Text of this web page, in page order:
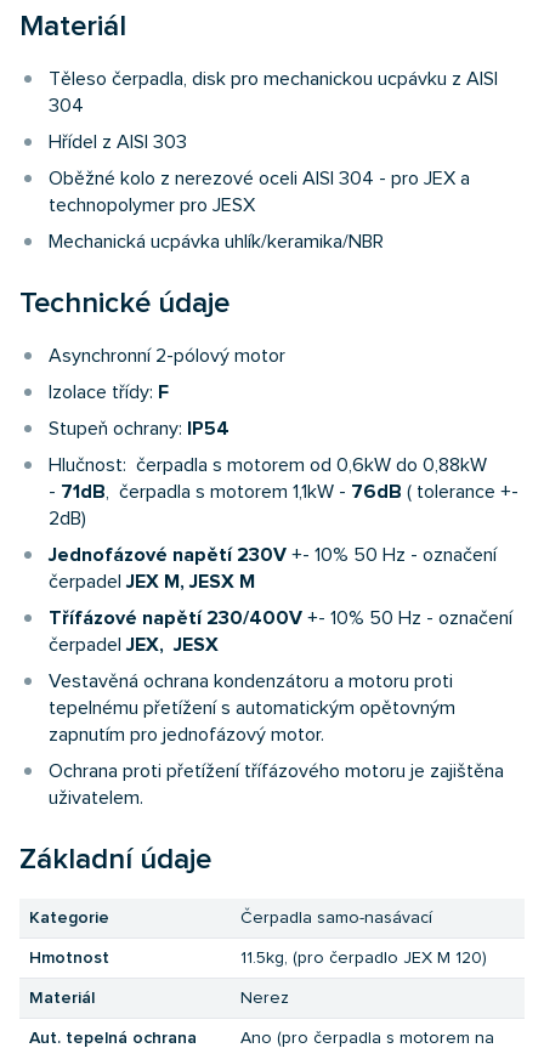
Materiál
Těleso čerpadla, disk pro mechanickou ucpávku z AISI
304
Hřídel z AISI 303
Oběžné kolo z nerezové oceli AISI 304 - pro JEX a
technopolymer pro JESX
Mechanická ucpávka uhlík/keramika/NBR
Technické údaje
Asynchronní 2-pólový motor
Izolace třídy: F
Stupeň ochrany:
IP54
Hlučnost: čerpadla s motorem od 0,6kW do 0,88kW
- 71dB , čerpadla s motorem 1,1kW - 76dB ( tolerance +-
2dB)
Jednofázové napětí 230V +- 10% 50 Hz - označení
čerpadelJEX M , JESX M
Třífázové napětí 230/400V +- 10% 50 Hz - označení
čerpadelJEX, JESX
Vestavěná ochrana kondenzátoru a motoru proti
tepelnému přetížení s automatickým opětovným
zapnutím pro jednofázový motor.
Ochrana proti přetížení třífázového motoru je zajištěna
uživatelem.
Základní údaje
Kategorie Čerpadla samo-nasávací
Hmotnost 11.5kg, (pro čerpadlo JEX M 120)
Materiál Nerez
Aut. tepelná ochrana
Ano (pro čerpadla s motorem na